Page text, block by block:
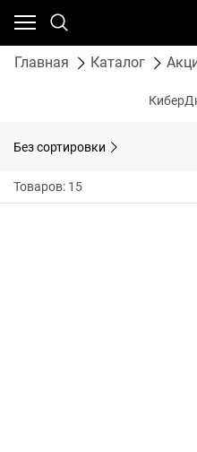
Главная Каталог
Без сортировки
Товаров: 15